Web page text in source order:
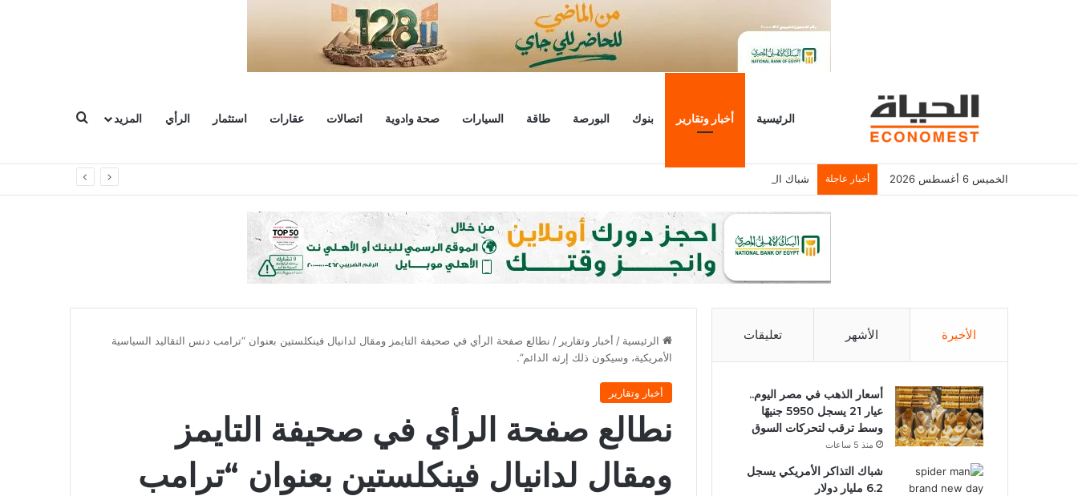
الرئيسية أخبار وتقارير بنوك البورصة طاقة السيارات صحة وادوية اتصالات عقارات استثمار الرأي المزيد
الخميس 6 أغسطس 2026 أخبار عاجلة شباك التذاكر الأمريكي يسجل 6.2 مليار دولار
الرئيسية / أخبار وتقارير / نطالع صفحة الرأي في صحيفة التايمز ومقال لدانيال فينكلستين بعنوان “ترامب دنس التقاليد السياسية
الأمريكية، وسيكون ذلك إرثه الدائم”.
أخبار وتقارير
نطالع صفحة الرأي في صحيفة التايمز
ومقال لدانيال فينكلستين بعنوان “ترامب
الأخيرة الأشهر تعليقات
أسعار الذهب في مصر اليوم..
عيار 21 يسجل 5950 جنيهًا
وسط ترقب لتحركات السوق
منذ 5 ساعات
شباك التذاكر الأمريكي يسجل
6.2 مليار دولار